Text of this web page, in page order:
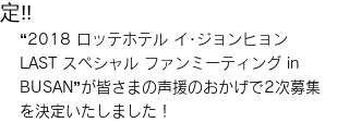
定!!
“2018 ロッテホテル イ･ジョンヒョン
LAST スペシャル ファンミーティング in
BUSAN”が皆さまの声援のおかげで2次募集
を決定いたしました！